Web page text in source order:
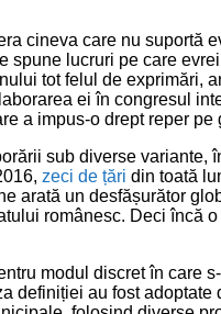
cineva care nu suportă
spune lucruri pe care
tot felul de exprimări,
ei în congresul
a impus-o drept reper pe
sub diverse variante,
zeci de țări din toată
arată un desfășurător
românesc. Deci încă o
modul discret în care
definiției au fost adoptate